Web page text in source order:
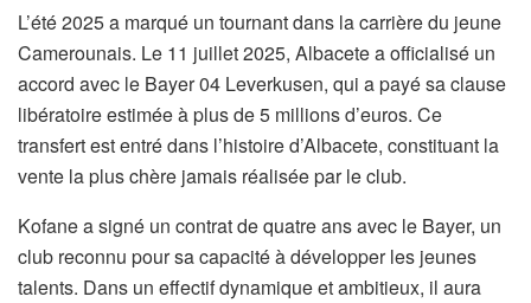
L’été 2025 a marqué un tournant dans la carrière du jeune
Camerounais. Le 11 juillet 2025, Albacete a officialisé un
accord avec le Bayer 04 Leverkusen, qui a payé sa clause
libératoire estimée à plus de 5 millions d’euros. Ce
transfert est entré dans l’histoire d’Albacete, constituant la
vente la plus chère jamais réalisée par le club.
Kofane a signé un contrat de quatre ans avec le Bayer, un
club reconnu pour sa capacité à développer les jeunes
talents. Dans un effectif dynamique et ambitieux, il aura